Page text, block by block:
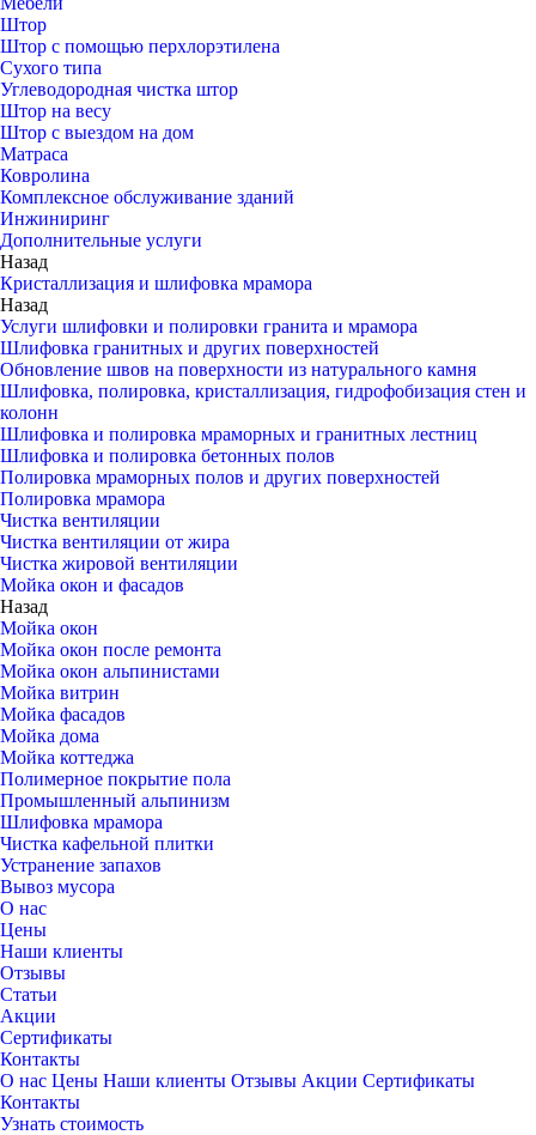
Штор
Штор с помощью перхлорэтилена
Сухого типа
Углеводородная чистка штор
Штор на весу
Штор с выездом на дом
Матраса
Ковролина
Комплексное обслуживание зданий
Инжиниринг
Дополнительные услуги
Назад
Кристаллизация и шлифовка мрамора
Назад
Услуги шлифовки и полировки гранита и мрамора
Шлифовка гранитных и других поверхностей
Обновление швов на поверхности из натурального камня
Шлифовка, полировка, кристаллизация, гидрофобизация стен и
колонн
Шлифовка и полировка мраморных и гранитных лестниц
Шлифовка и полировка бетонных полов
Полировка мраморных полов и других поверхностей
Полировка мрамора
Чистка вентиляции
Чистка вентиляции от жира
Чистка жировой вентиляции
Мойка окон и фасадов
Назад
Мойка окон
Мойка окон после ремонта
Мойка окон альпинистами
Мойка витрин
Мойка фасадов
Мойка дома
Мойка коттеджа
Полимерное покрытие пола
Промышленный альпинизм
Шлифовка мрамора
Чистка кафельной плитки
Устранение запахов
Вывоз мусора
О нас
Цены
Наши клиенты
Отзывы
Статьи
Акции
Сертификаты
Контакты
О нас Цены Наши клиенты Отзывы Акции Сертификаты
Контакты
Узнать стоимость